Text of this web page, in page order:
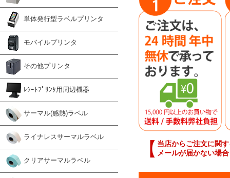
単体発行型ラベルプリンタ
モバイルプリンタ
その他プリンタ
ﾚｼｰﾄﾌﾟﾘﾝﾀ用周辺機器
サーマル(感熱)ラベル
ライナレスサーマルラベル
クリアサーマルラベル
【 当店からご注文に関
メールが届かない場合